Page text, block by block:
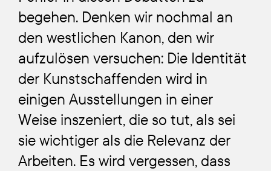
begehen. Denken wir nochmal an
den westlichen Kanon, den wir
aufzulösen versuchen: Die Identität
der Kunstschaffenden wird in
einigen Ausstellungen in einer
Weise inszeniert, die so tut, als sei
sie wichtiger als die Relevanz der
Arbeiten. Es wird vergessen, dass